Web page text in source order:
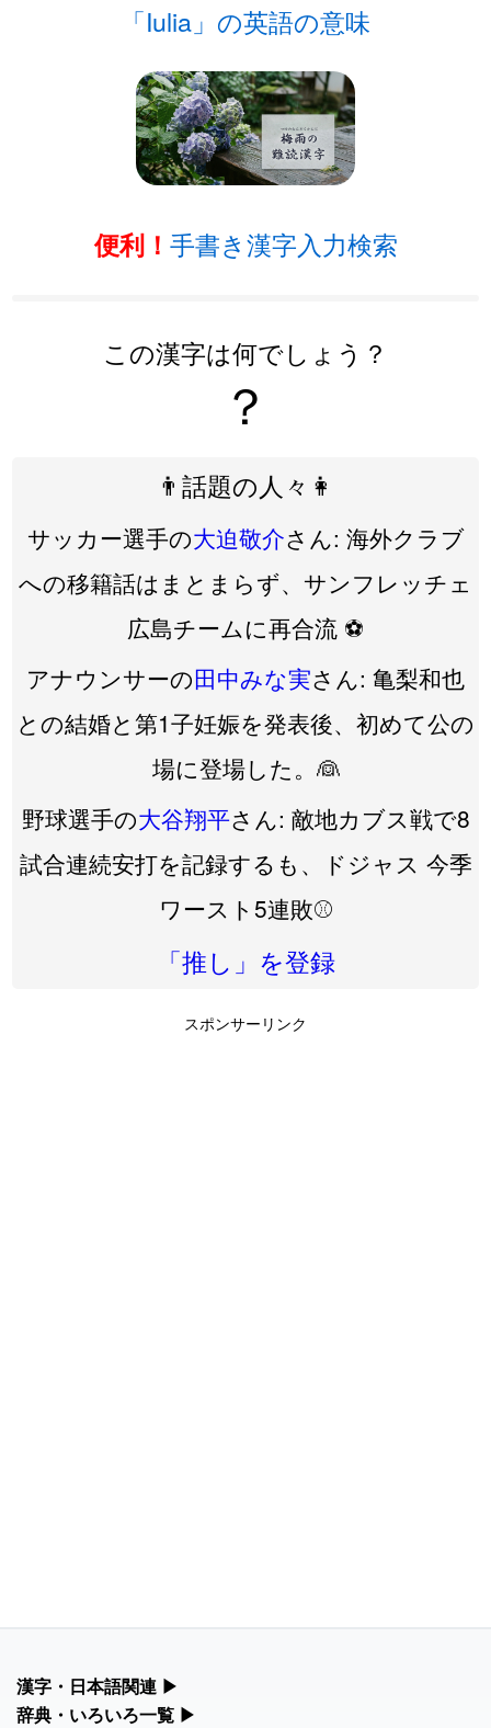
「Iulia」の英語の意味
便利！ 手書き漢字入力検索
この漢字は何でしょう？
？
👨話題の人々👩
サッカー選手の大迫敬介さん: 海外クラブ
への移籍話はまとまらず、サンフレッチェ
広島チームに再合流 ⚽️
アナウンサーの田中みな実さん: 亀梨和也
との結婚と第1子妊娠を発表後、初めて公の
場に登場した。👰
野球選手の大谷翔平さん: 敵地カブス戦で8
試合連続安打を記録するも、ドジャス 今季
ワースト5連敗⚾️
「推し」を登録
スポンサーリンク
漢字・日本語関連 ▶
漢字の読み方検索、手書き入力、書き順練習など、日本語学習に
辞典・いろいろ一覧 ▶